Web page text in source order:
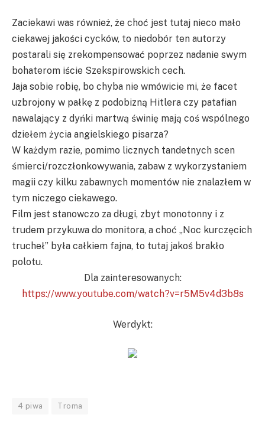
Zaciekawi was również, że choć jest tutaj nieco mało
ciekawej jakości cycków, to niedobór ten autorzy
postarali się zrekompensować poprzez nadanie swym
bohaterom iście Szekspirowskich cech.
Jaja sobie robię, bo chyba nie wmówicie mi, że facet
uzbrojony w pałkę z podobizną Hitlera czy patafian
nawalający z dyńki martwą świnię mają coś wspólnego
dziełem życia angielskiego pisarza?
W każdym razie, pomimo licznych tandetnych scen
śmierci/rozczłonkowywania, zabaw z wykorzystaniem
magii czy kilku zabawnych momentów nie znalazłem w
tym niczego ciekawego.
Film jest stanowczo za długi, zbyt monotonny i z
trudem przykuwa do monitora, a choć „Noc kurczęcich
trucheł” była całkiem fajna, to tutaj jakoś brakło
polotu.
Dla zainteresowanych:
https://www.youtube.com/watch?v=r5M5v4d3b8s
Werdykt:
4 piwa Troma